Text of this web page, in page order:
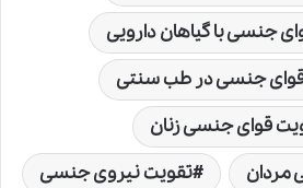
جنسی با گیاهان دارویی
جنسی در طب سنتی
قوای جنسی زنان
مردان
تقویت نیروی جنسی